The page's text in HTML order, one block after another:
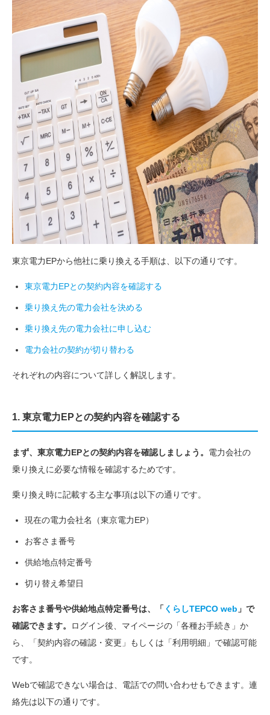
東京電力EPから他社に乗り換える手順は、以下の通りです。
東京電力EPとの契約内容を確認する
乗り換え先の電力会社を決める
乗り換え先の電力会社に申し込む
電力会社の契約が切り替わる
それぞれの内容について詳しく解説します。
1. 東京電力EPとの契約内容を確認する
まず、東京電力EPとの契約内容を確認しましょう。 電力会社の
乗り換えに必要な情報を確認するためです。
乗り換え時に記載する主な事項は以下の通りです。
現在の電力会社名（東京電力EP）
お客さま番号
供給地点特定番号
切り替え希望日
お客さま番号や供給地点特定番号は、「 くらしTEPCO web 」で
確認できます。
ログイン後、マイページの「各種お手続き」か
ら、「契約内容の確認・変更」もしくは「利用明細」で確認可能
です。
Webで確認できない場合は、電話での問い合わせもできます。連
絡先は以下の通りです。